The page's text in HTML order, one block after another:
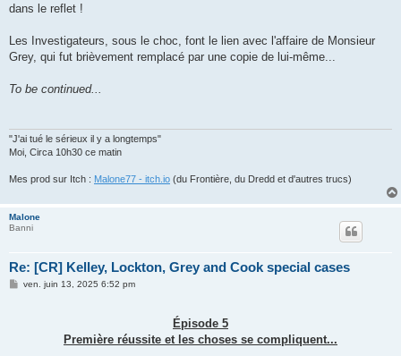
dans le reflet !
Les Investigateurs, sous le choc, font le lien avec l'affaire de Monsieur
Grey, qui fut brièvement remplacé par une copie de lui-même...
To be continued...
"J'ai tué le sérieux il y a longtemps"
Moi, Circa 10h30 ce matin
Mes prod sur Itch : Malone77 - itch.io (du Frontière, du Dredd et d'autres trucs)
Malone
Banni
Re: [CR] Kelley, Lockton, Grey and Cook special cases
Mven. juin 13, 2025 6:52 pm
Épisode 5
Première réussite et les choses se compliquent...